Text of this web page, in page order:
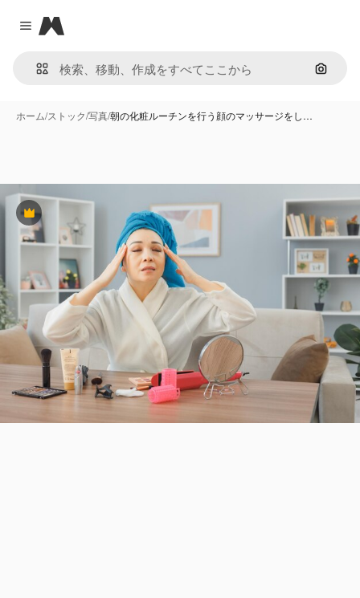
Close menu
Magnific
画像で
ホーム/ストック/写真/朝の化粧ルーチンを行う顔のマッサージをし…
Premium